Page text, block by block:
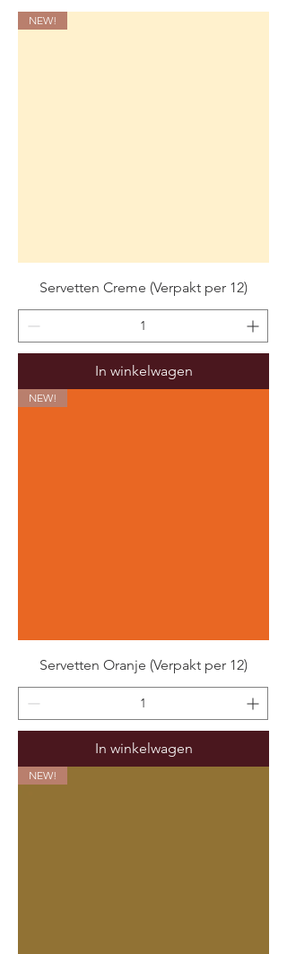
NEW!
Servetten Creme (Verpakt per 12)
In winkelwagen
NEW!
Servetten Oranje (Verpakt per 12)
In winkelwagen
NEW!